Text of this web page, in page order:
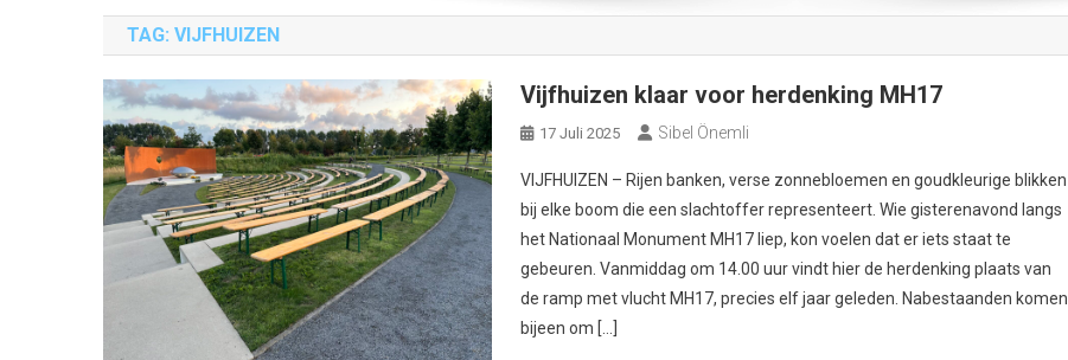
TAG: VIJFHUIZEN
Vijfhuizen klaar voor herdenking MH17
17 Juli 2025 Sibel Önemli
VIJFHUIZEN – Rijen banken, verse zonnebloemen en goudkleurige blikken
bij elke boom die een slachtoffer representeert. Wie gisterenavond langs
het Nationaal Monument MH17 liep, kon voelen dat er iets staat te
gebeuren. Vanmiddag om 14.00 uur vindt hier de herdenking plaats van
de ramp met vlucht MH17, precies elf jaar geleden. Nabestaanden komen
bijeen om […]